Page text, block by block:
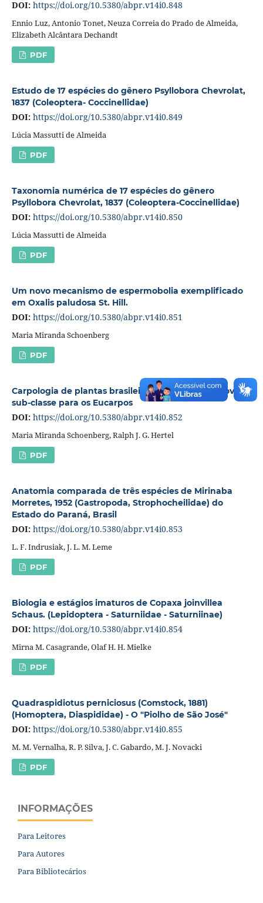
DOI: https://doi.org/10.5380/abpr.v14i0.848
Ennio Luz, Antonio Tonet, Neuza Correia do Prado de Almeida,
Elizabeth Alcântara Dechandt
PDF
Estudo de 17 espécies do gênero Psyllobora Chevrolat,
1837 (Coleoptera- Coccinellidae)
DOI: https://doi.org/10.5380/abpr.v14i0.849
Lúcia Massutti de Almeida
PDF
Taxonomia numérica de 17 espécies do gênero
Psyllobora Chevrolat, 1837 (Coleoptera-Coccinellidae)
DOI: https://doi.org/10.5380/abpr.v14i0.850
Lúcia Massutti de Almeida
PDF
Um novo mecanismo de espermobolia exemplificado
em Oxalis paludosa St. Hill.
DOI: https://doi.org/10.5380/abpr.v14i0.851
Maria Miranda Schoenberg
PDF
Carpologia de plantas brasileiras III- Exolelóide, nova
sub-classe para os Eucarpos
DOI: https://doi.org/10.5380/abpr.v14i0.852
Maria Miranda Schoenberg, Ralph J. G. Hertel
PDF
Anatomia comparada de três espécies de Mirinaba
Morretes, 1952 (Gastropoda, Strophocheilidae) do
Estado do Paraná, Brasil
DOI: https://doi.org/10.5380/abpr.v14i0.853
L. F. Indrusiak, J. L. M. Leme
PDF
Biologia e estágios imaturos de Copaxa joinvillea
Schaus. (Lepidoptera - Saturniidae - Saturniinae)
DOI: https://doi.org/10.5380/abpr.v14i0.854
Mirna M. Casagrande, Olaf H. H. Mielke
PDF
Quadraspidiotus perniciosus (Comstock, 1881)
(Homoptera, Diaspididae) - O "Piolho de São José"
DOI: https://doi.org/10.5380/abpr.v14i0.855
M. M. Vernalha, R. P. Silva, J. C. Gabardo, M. J. Novacki
PDF
INFORMAÇÕES
Para Leitores
Para Autores
Para Bibliotecários